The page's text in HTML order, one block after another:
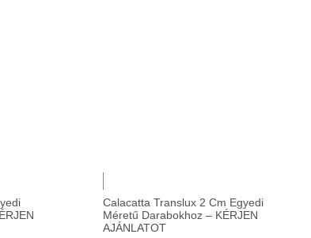
Calacatta Translux 2 Cm Egyedi
Méretű Darabokhoz – KÉRJEN
AJÁNLATOT